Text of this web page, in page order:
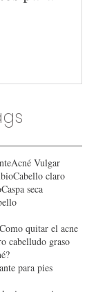
para
Acné Vulgar
Cabello claro
Caspa seca
Como quitar el acne
cabelludo graso
para pies